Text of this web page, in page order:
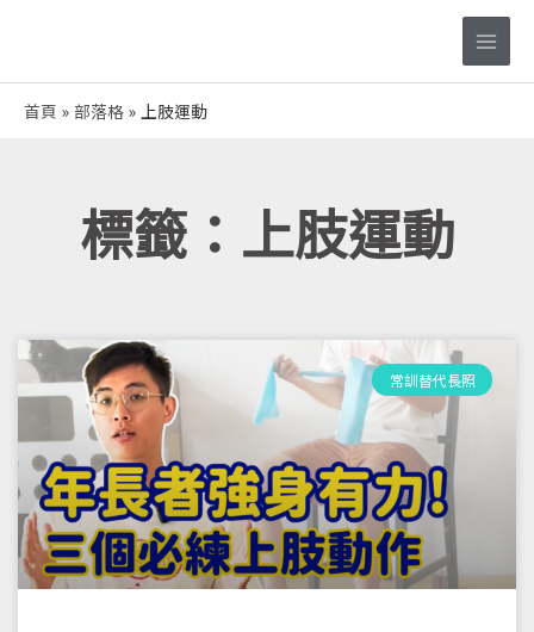
Main
首頁 部落格 上肢運動
標籤：上肢運動
常訓替代長照